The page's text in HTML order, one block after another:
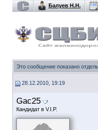
Балуев Н.Н.
Это сообщение показано
28.12.2010, 19:19
Gac25
Кандидат в V.I.P.